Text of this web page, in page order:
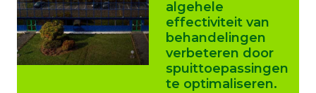
algehele
effectiviteit van
behandelingen
verbeteren door
spuittoepassingen
te optimaliseren.